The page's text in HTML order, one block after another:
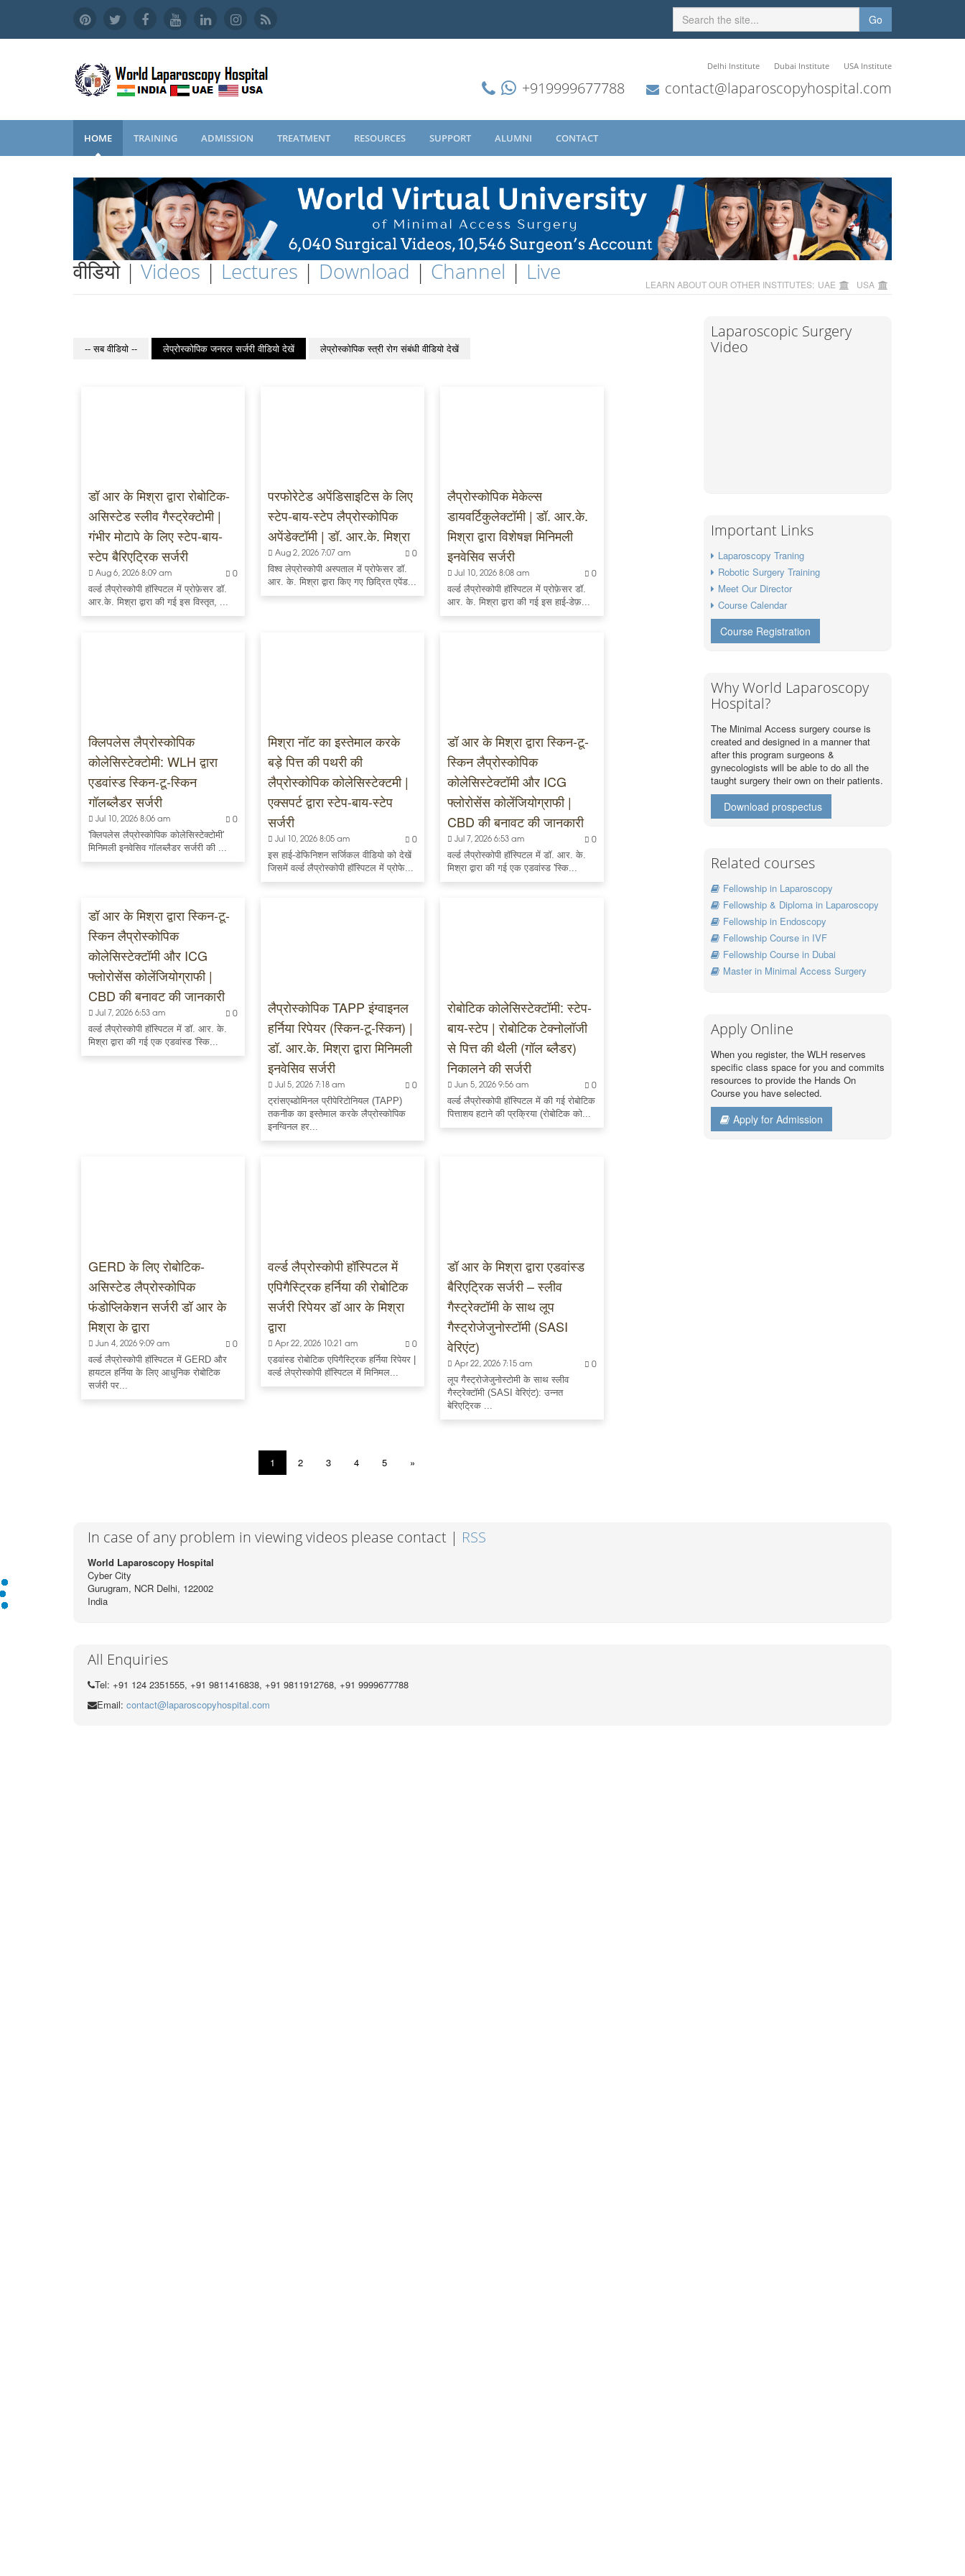
Go
Delhi Institute Dubai Institute USA Institute
+919999677788 contact@laparoscopyhospital.com
HOME TRAINING ADMISSION TREATMENT RESOURCES SUPPORT ALUMNI CONTACT
वीडियो | Videos | Lectures | Download | Channel | Live LEARN ABOUT OUR OTHER INSTITUTES: UAE USA
-- सब वीडियो -- लेप्रोस्कोपिक जनरल सर्जरी वीडियो देखें लेप्रोस्कोपिक स्त्री रोग संबंधी वीडियो देखें
डॉ आर के मिश्रा द्वारा रोबोटिक-
असिस्टेड स्लीव गैस्ट्रेक्टोमी |
गंभीर मोटापे के लिए स्टेप-बाय-
स्टेप बैरिएट्रिक सर्जरी
Aug 6, 2026 8:09 am 0
वर्ल्ड लैप्रोस्कोपी हॉस्पिटल में प्रोफ़ेसर डॉ.
आर.के. मिश्रा द्वारा की गई इस विस्तृत, ...
परफोरेटेड अपेंडिसाइटिस के लिए
स्टेप-बाय-स्टेप लैप्रोस्कोपिक
अपेंडेक्टॉमी | डॉ. आर.के. मिश्रा
Aug 2, 2026 7:07 am 0
विश्व लेप्रोस्कोपी अस्पताल में प्रोफेसर डॉ.
आर. के. मिश्रा द्वारा किए गए छिद्रित एपेंड...
लैप्रोस्कोपिक मेकेल्स
डायवर्टिकुलेक्टॉमी | डॉ. आर.के.
मिश्रा द्वारा विशेषज्ञ मिनिमली
इनवेसिव सर्जरी
Jul 10, 2026 8:08 am 0
वर्ल्ड लैप्रोस्कोपी हॉस्पिटल में प्रोफ़ेसर डॉ.
आर. के. मिश्रा द्वारा की गई इस हाई-डेफ़...
क्लिपलेस लैप्रोस्कोपिक
कोलेसिस्टेक्टोमी: WLH द्वारा
एडवांस्ड स्किन-टू-स्किन
गॉलब्लैडर सर्जरी
Jul 10, 2026 8:06 am 0
'क्लिपलेस लैप्रोस्कोपिक कोलेसिस्टेक्टोमी'
मिनिमली इनवेसिव गॉलब्लैडर सर्जरी की ...
मिश्रा नॉट का इस्तेमाल करके
बड़े पित्त की पथरी की
लैप्रोस्कोपिक कोलेसिस्टेक्टमी |
एक्सपर्ट द्वारा स्टेप-बाय-स्टेप
सर्जरी
Jul 10, 2026 8:05 am 0
इस हाई-डेफिनिशन सर्जिकल वीडियो को देखें
जिसमें वर्ल्ड लैप्रोस्कोपी हॉस्पिटल में प्रोफे...
डॉ आर के मिश्रा द्वारा स्किन-टू-
स्किन लैप्रोस्कोपिक
कोलेसिस्टेक्टॉमी और ICG
फ्लोरोसेंस कोलेंजियोग्राफी |
CBD की बनावट की जानकारी
Jul 7, 2026 6:53 am 0
वर्ल्ड लैप्रोस्कोपी हॉस्पिटल में डॉ. आर. के.
मिश्रा द्वारा की गई एक एडवांस्ड 'स्कि...
डॉ आर के मिश्रा द्वारा स्किन-टू-
स्किन लैप्रोस्कोपिक
कोलेसिस्टेक्टॉमी और ICG
फ्लोरोसेंस कोलेंजियोग्राफी |
CBD की बनावट की जानकारी
Jul 7, 2026 6:53 am 0
वर्ल्ड लैप्रोस्कोपी हॉस्पिटल में डॉ. आर. के.
मिश्रा द्वारा की गई एक एडवांस्ड 'स्कि...
लैप्रोस्कोपिक TAPP इंग्वाइनल
हर्निया रिपेयर (स्किन-टू-स्किन) |
डॉ. आर.के. मिश्रा द्वारा मिनिमली
इनवेसिव सर्जरी
Jul 5, 2026 7:18 am 0
ट्रांसएब्डोमिनल प्रीपेरिटोनियल (TAPP)
तकनीक का इस्तेमाल करके लैप्रोस्कोपिक
इनग्विनल हर...
रोबोटिक कोलेसिस्टेक्टॉमी: स्टेप-
बाय-स्टेप | रोबोटिक टेक्नोलॉजी
से पित्त की थैली (गॉल ब्लैडर)
निकालने की सर्जरी
Jun 5, 2026 9:56 am 0
वर्ल्ड लैप्रोस्कोपी हॉस्पिटल में की गई रोबोटिक
पित्ताशय हटाने की प्रक्रिया (रोबोटिक को...
GERD के लिए रोबोटिक-
असिस्टेड लैप्रोस्कोपिक
फंडोप्लिकेशन सर्जरी डॉ आर के
मिश्रा के द्वारा
Jun 4, 2026 9:09 am 0
वर्ल्ड लैप्रोस्कोपी हॉस्पिटल में GERD और
हायटल हर्निया के लिए आधुनिक रोबोटिक
सर्जरी पर...
वर्ल्ड लैप्रोस्कोपी हॉस्पिटल में
एपिगैस्ट्रिक हर्निया की रोबोटिक
सर्जरी रिपेयर डॉ आर के मिश्रा
द्वारा
Apr 22, 2026 10:21 am 0
एडवांस्ड रोबोटिक एपिगैस्ट्रिक हर्निया रिपेयर |
वर्ल्ड लेप्रोस्कोपी हॉस्पिटल में मिनिमल...
डॉ आर के मिश्रा द्वारा एडवांस्ड
बैरिएट्रिक सर्जरी – स्लीव
गैस्ट्रेक्टॉमी के साथ लूप
गैस्ट्रोजेजुनोस्टॉमी (SASI
वेरिएंट)
Apr 22, 2026 7:15 am 0
लूप गैस्ट्रोजेजुनोस्टोमी के साथ स्लीव
गैस्ट्रेक्टॉमी (SASI वेरिएंट): उन्नत
बेरिएट्रिक ...
1 2 3 4 5 »
Laparoscopic Surgery
Video
Important Links
Laparoscopy Traning
Robotic Surgery Training
Meet Our Director
Course Calendar
Course Registration
Why World Laparoscopy
Hospital?
The Minimal Access surgery course is
created and designed in a manner that
after this program surgeons &
gynecologists will be able to do all the
taught surgery their own on their patients.
Download prospectus
Related courses
Fellowship in Laparoscopy
Fellowship & Diploma in Laparoscopy
Fellowship in Endoscopy
Fellowship Course in IVF
Fellowship Course in Dubai
Master in Minimal Access Surgery
Apply Online
When you register, the WLH reserves
specific class space for you and commits
resources to provide the Hands On
Course you have selected.
Apply for Admission
In case of any problem in viewing videos please contact | RSS
World Laparoscopy Hospital
Cyber City
Gurugram, NCR Delhi, 122002
India
All Enquiries
Tel: +91 124 2351555, +91 9811416838, +91 9811912768, +91 9999677788
Email: contact@laparoscopyhospital.com